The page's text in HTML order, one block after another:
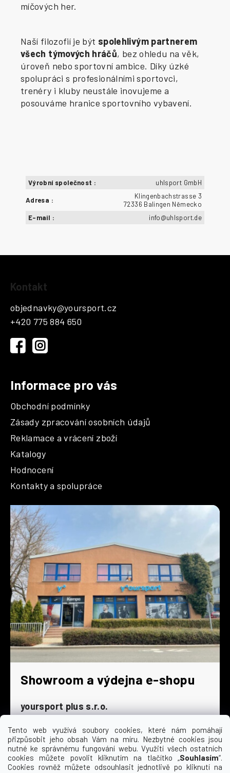
Tento web využívá soubory cookies, které nám pomáhají
přizpůsobit jeho obsah Vám na míru. Nezbytné cookies jsou
nutné ke správnému fungování webu. Využití všech ostatních
cookies můžete povolit kliknutím na tlačítko „Souhlasím“.
Cookies rovněž můžete odsouhlasit jednotlivě po kliknutí na
míčových her.
Naší filozofií je být spolehlivým partnerem
všech týmových hráčů, bez ohledu na věk,
úroveň nebo sportovní ambice. Díky úzké
spolupráci s profesionálními sportovci,
trenéry i kluby neustále inovujeme a
posouváme hranice sportovního vybavení.
Výrobní společnost : uhlsport GmbH
Adresa :
Klingenbachstrasse 3
72336 Balingen Německo
E-mail : info@uhlsport.de
Kontakt
objednavky@yoursport.cz
+420 775 884 650
Informace pro vás
Obchodní podmínky
Zásady zpracování osobních údajů
Reklamace a vrácení zboží
Katalogy
Hodnocení
Kontakty a spolupráce
Showroom a výdejna e-shopu
yoursport plus s.r.o.
Dyjská 845/4
196 00 Praha 9 - Čakovice
Po - Čt
9:00 - 16:30
Pá
9:00 - 15:30